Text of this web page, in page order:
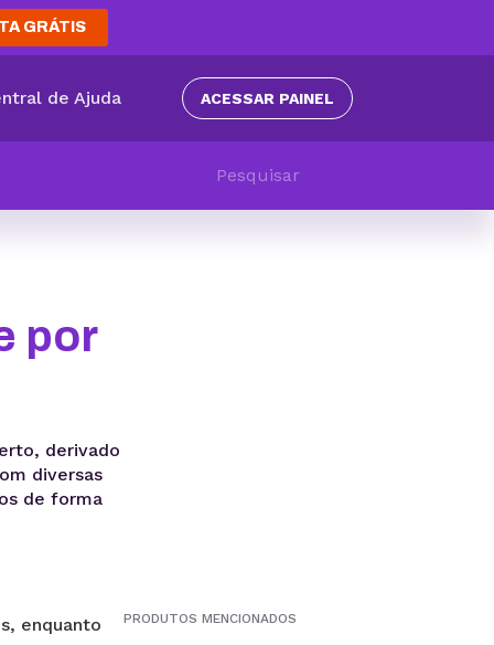
GRÁTIS
de Ajuda ACESSAR PAINEL
por
derivado
diversas
de forma
PRODUTOS MENCIONADOS